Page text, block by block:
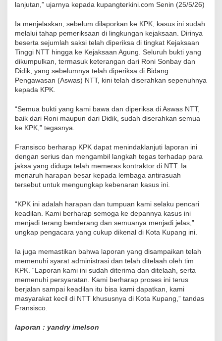
lanjutan,” ujarnya kepada kupangterkini.com Senin (25/5/26)
Ia menjelaskan, sebelum dilaporkan ke KPK, kasus ini sudah
melalui tahap pemeriksaan di lingkungan kejaksaan. Dirinya
beserta sejumlah saksi telah diperiksa di tingkat Kejaksaan
Tinggi NTT hingga ke Kejaksaan Agung. Seluruh bukti yang
dikumpulkan, termasuk keterangan dari Roni Sonbay dan
Didik, yang sebelumnya telah diperiksa di Bidang
Pengawasan (Aswas) NTT, kini telah diserahkan sepenuhnya
kepada KPK.
“Semua bukti yang kami bawa dan diperiksa di Aswas NTT,
baik dari Roni maupun dari Didik, sudah diserahkan semua
ke KPK,” tegasnya.
Fransisco berharap KPK dapat menindaklanjuti laporan ini
dengan serius dan mengambil langkah tegas terhadap para
jaksa yang diduga telah memeras kontraktor di NTT. Ia
menaruh harapan besar kepada lembaga antirasuah
tersebut untuk mengungkap kebenaran kasus ini.
“KPK ini adalah harapan dan tumpuan kami selaku pencari
keadilan. Kami berharap semoga ke depannya kasus ini
menjadi terang benderang dan semuanya menjadi jelas,”
ungkap pengacara yang cukup dikenal di Kota Kupang ini.
Ia juga memastikan bahwa laporan yang disampaikan telah
memenuhi syarat administrasi dan telah ditelaah oleh tim
KPK. “Laporan kami ini sudah diterima dan ditelaah, serta
memenuhi persyaratan. Kami berharap proses ini terus
berjalan sampai keadilan itu bisa kami dapatkan, kami
masyarakat kecil di NTT khususnya di Kota Kupang,” tandas
Fransisco.
laporan : yandry imelson